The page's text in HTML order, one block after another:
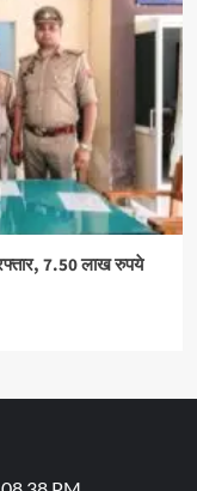
7.50 लाख रुपये